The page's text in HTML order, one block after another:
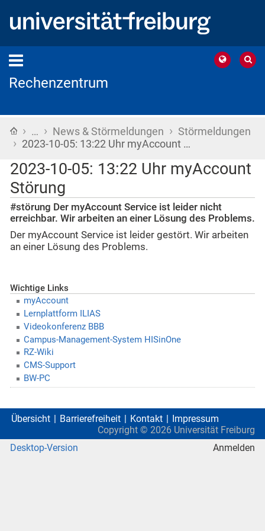
Rechenzentrum
Startseite
› … › News & Störmeldungen › Störmeldungen
› 2023-10-05: 13:22 Uhr myAccount …
2023-10-05: 13:22 Uhr myAccount
Störung
#störung Der myAccount Service ist leider nicht
erreichbar. Wir arbeiten an einer Lösung des Problems.
Der myAccount Service ist leider gestört. Wir arbeiten
an einer Lösung des Problems.
Wichtige Links
myAccount
Lernplattform ILIAS
Videokonferenz BBB
Campus-Management-System HISinOne
RZ-Wiki
CMS-Support
BW-PC
Übersicht Barrierefreiheit Kontakt
Impressum
Copyright © 2026 Universität Freiburg
Desktop-Version
Anmelden